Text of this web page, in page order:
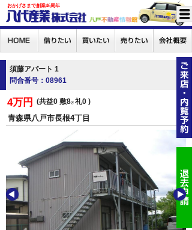
おかげさまで創業46周年
須藤アパート 1
問合番号：08961
4万円 共益0 敷8万 礼0
青森県八戸市長根4丁目